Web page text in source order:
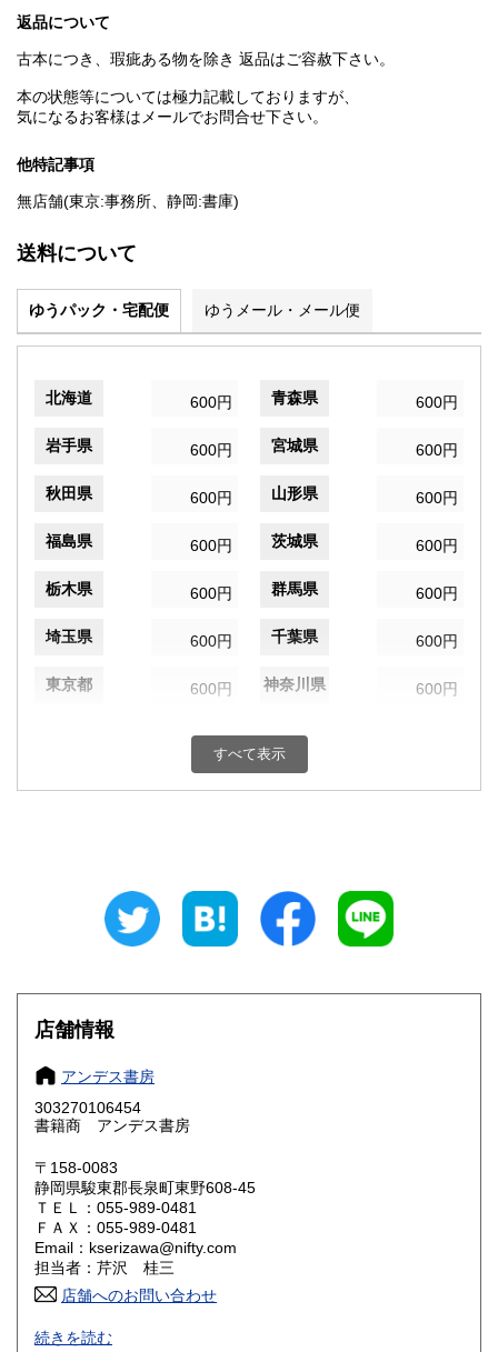
返品について
古本につき、瑕疵ある物を除き 返品はご容赦下さい。
本の状態等については極力記載しておりますが、
気になるお客様はメールでお問合せ下さい。
他特記事項
無店舗(東京:事務所、静岡:書庫)
送料について
ゆうパック・宅配便 ゆうメール・メール便
北海道 600円 青森県 600円
岩手県 600円 宮城県 600円
秋田県 600円 山形県 600円
福島県 600円 茨城県 600円
栃木県 600円 群馬県 600円
埼玉県 600円 千葉県 600円
東京都 600円 神奈川県 600円
600円 富山県
600円 三重県
大阪府
奈良県
鳥取県
岡山県
山口県 600円
香川県 600円
高知県
すべて表示
店舗情報
アンデス書房
303270106454
書籍商 アンデス書房
〒158-0083
静岡県駿東郡長泉町東野608-45
ＴＥＬ：055-989-0481
ＦＡＸ：055-989-0481
Email：kserizawa@nifty.com
担当者：芹沢 桂三
店舗へのお問い合わせ
中南米関連、民俗学、随筆紀行
続きを読む